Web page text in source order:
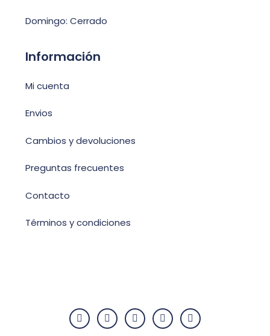
Domingo: Cerrado
Información
Mi cuenta
Envios
Cambios y devoluciones
Preguntas frecuentes
Contacto
Términos y condiciones